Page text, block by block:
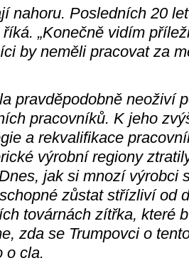
nahoru. Posledních 20
„Konečně vidím
by neměli pracovat za
pravděpodobně neoživí
pracovníků. K jeho
a rekvalifikace
výrobní regiony
jak si mnozí výrobci
zůstat střízliví od
továrnách zítřka, které
zda se Trumpovci o
o cla.